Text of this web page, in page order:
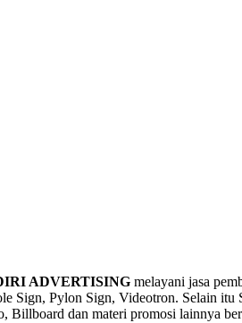
ADVERTISINGmelayani jasa
Sign, Pylon Sign, Videotron. Selain
Billboard dan materi promosi lainnya